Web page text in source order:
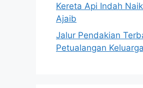
Kereta Api Indah
Ajaib
Jalur Pendakian
Petualangan Keluarga